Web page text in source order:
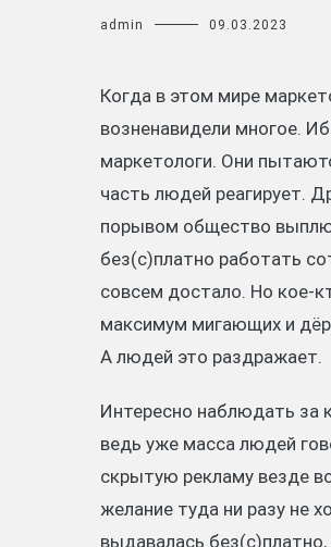
admin 09.03.2023
Когда в этом мире
возненавидели многое.
маркетологи. Они
часть людей реагирует.
порывом общество
без(с)платно работать
совсем достало. Но кое-
максимум мигающих и
А людей это раздражает.
Интересно наблюдать за
ведь уже масса людей
скрытую рекламу везде
желание туда ни разу не
выдавалась